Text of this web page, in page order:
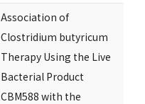
Association of
Clostridium butyricum
Therapy Using the Live
Bacterial Product
CBM588 with the